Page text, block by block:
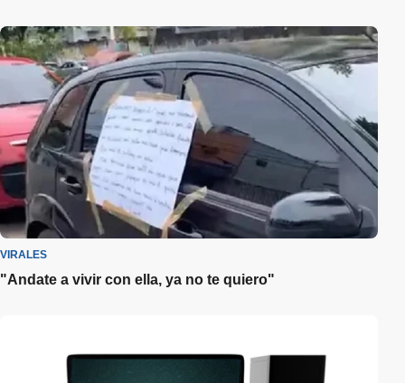
VIRALES
"Andate a vivir con ella, ya no te quiero"